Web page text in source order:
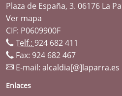
Plaza de España, 3. 06176 La
Ver mapa
CIF: P0609900F
Telf.: 924 682 411
Fax: 924 682 467
E-mail: alcaldia[@]laparra.es
Enlaces